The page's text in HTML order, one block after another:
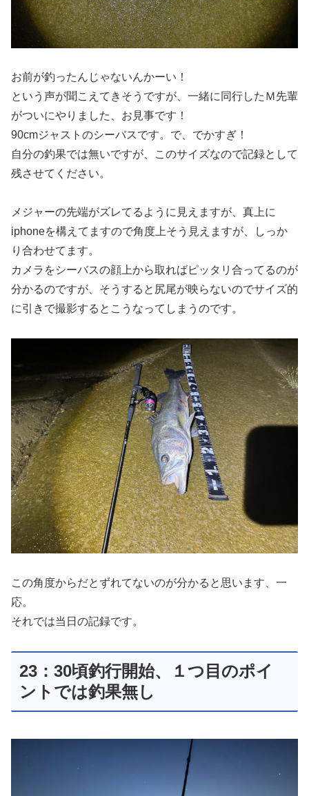
お前が釣ったんじゃないんかーい！
という声が聞こえてきそうですが、一緒に同行したＭ先輩
がついにやりました、お見事です！
90cmジャストのシーバスです。で、でかすぎ！
自分の釣果では無いですが、このサイズなので記録として
残させてください。
メジャーの先端がズレてるように見えますが、真上に
iphoneを構えてますので角度上そう見えますが、しっか
り合わせてます。
カメラをシーバスの顔上から取ればピッタリ合ってるのが
分かるのですが、そうすると尻尾が映らないのでサイズ的
に引きで撮影するとこうなってしまうのです。
この角度からだとずれてないのが分かると思います、一
応。
それでは当日の記録です。
23：30頃釣行開始、１つ目のポイ
ントでは釣果無し